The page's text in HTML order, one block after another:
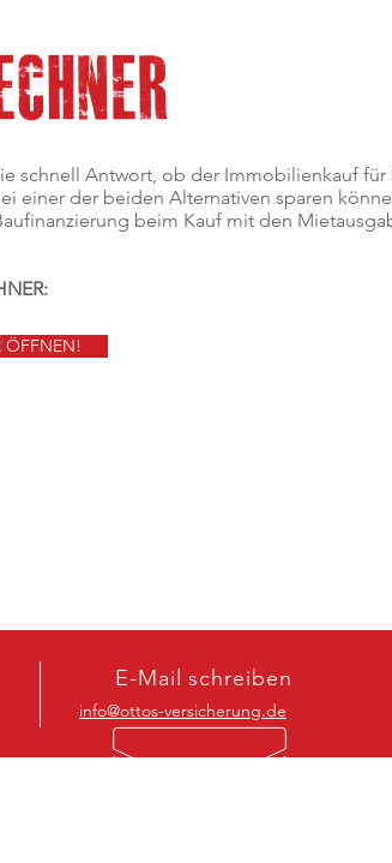
schnell Antwort, ob der Immobilienkauf
einer der beiden Alternativen sparen
beim Kauf mit den
ÖFFNEN!
E-Mail schreiben
info@ottos-versicherung.de